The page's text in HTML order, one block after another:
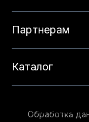
Партнерам
Каталог
Обработка
опыта на нашем